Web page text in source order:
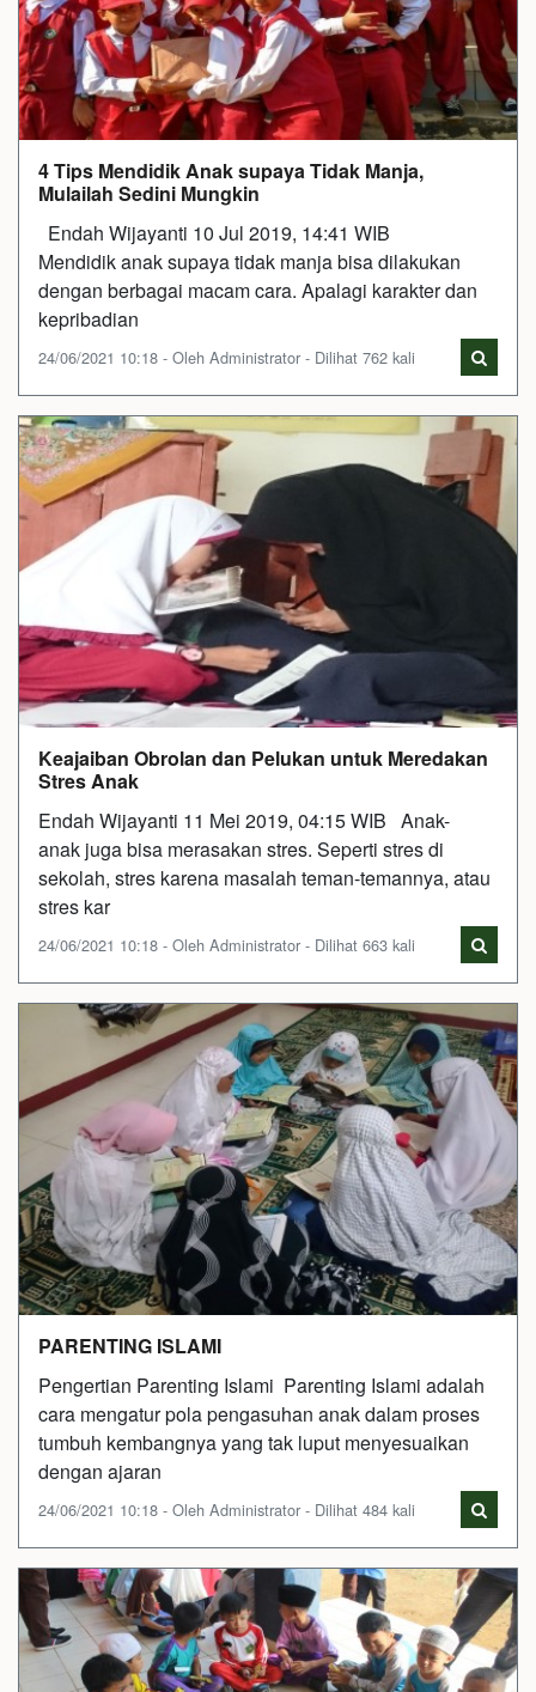
4 Tips Mendidik Anak supaya Tidak Manja,
Mulailah Sedini Mungkin
Endah Wijayanti 10 Jul 2019, 14:41 WIB
Mendidik anak supaya tidak manja bisa dilakukan
dengan berbagai macam cara. Apalagi karakter dan
kepribadian
24/06/2021 10:18 - Oleh Administrator - Dilihat 762 kali
Keajaiban Obrolan dan Pelukan untuk Meredakan
Stres Anak
Endah Wijayanti 11 Mei 2019, 04:15 WIB Anak-
anak juga bisa merasakan stres. Seperti stres di
sekolah, stres karena masalah teman-temannya, atau
stres kar
24/06/2021 10:18 - Oleh Administrator - Dilihat 663 kali
PARENTING ISLAMI
Pengertian Parenting Islami Parenting Islami adalah
cara mengatur pola pengasuhan anak dalam proses
tumbuh kembangnya yang tak luput menyesuaikan
dengan ajaran
24/06/2021 10:18 - Oleh Administrator - Dilihat 484 kali